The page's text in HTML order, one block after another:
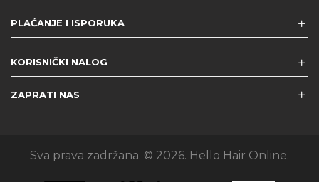
PLAĆANJE I ISPORUKA
KORISNIČKI NALOG
ZAPRATI NAS
Sva prava zadržana. © 2026. Hello Hair Online.